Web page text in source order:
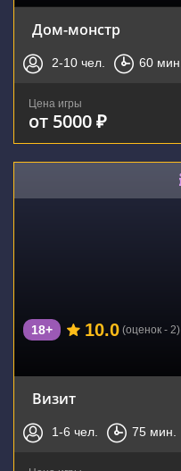
Дом-монстр
2-10 чел. 60 мин.
Цена игры
от 5000 ₽
18+ 10.0 (оценок - 2)
Визит
1-6 чел. 75 мин.